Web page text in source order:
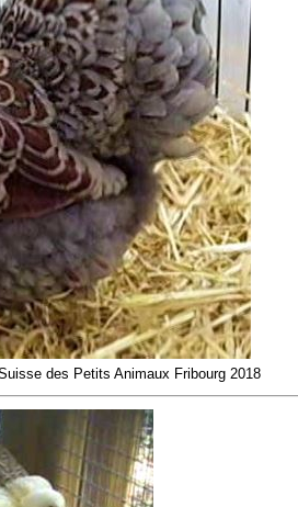
des Petits Animaux Fribourg 2018